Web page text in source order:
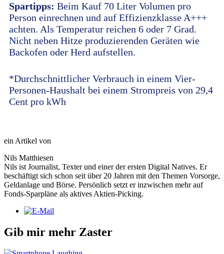
Spartipps: Beim Kauf 70 Liter Volumen pro
Person einrechnen und auf Effizienzklasse A+++
achten. Als Temperatur reichen 6 oder 7 Grad.
Nicht neben Hitze produzierenden Geräten wie
Backofen oder Herd aufstellen.
*Durchschnittlicher Verbrauch in einem Vier-
Personen-Haushalt bei einem Strompreis von 29,4
Cent pro kWh
ein Artikel von
Nils Matthiesen
Nils ist Journalist, Texter und einer der ersten Digital Natives. Er
beschäftigt sich schon seit über 20 Jahren mit den Themen Vorsorge,
Geldanlage und Börse. Persönlich setzt er inzwischen mehr auf
Fonds-Sparpläne als aktives Aktien-Picking.
Gib mir mehr Zaster